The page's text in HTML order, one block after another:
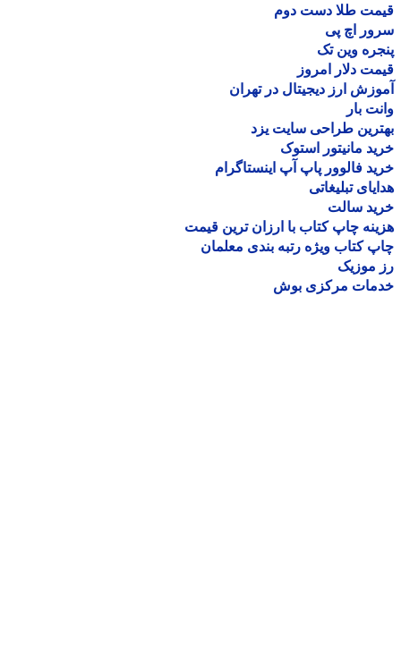
طلا دست دوم
اچ پی
وین تک
دلار امروز
ارز دیجیتال در تهران
بار
طراحی سایت یزد
مانیتور استوک
فالوور پاپ آپ اینستاگرام
تبلیغاتی
سالت
چاپ کتاب با ارزان ترین قیمت
کتاب ویژه رتبه بندی معلمان
موزیک
مرکزی بوش